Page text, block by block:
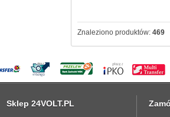
Znaleziono produktów: 469
Sklep 24VOLT.PL